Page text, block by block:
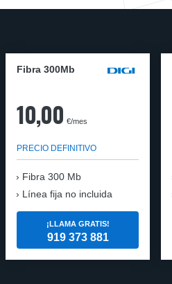
Fibra 300Mb
10,00 €/mes
PRECIO DEFINITIVO
Fibra 300 Mb
Línea fija no incluida
¡LLAMA GRATIS!
919 373 881